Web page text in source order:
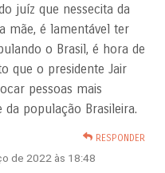
juíz que nessecita da
mãe, é lamentável ter
o Brasil, é hora de
que o presidente Jair
pessoas mais
população Brasileira.
RESPONDER
de 2022 às 18:48